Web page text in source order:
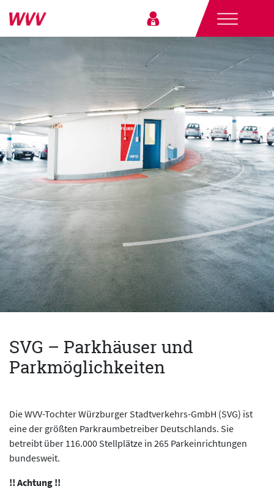
SVG – Parkhäuser und
Parkmöglichkeiten
Die WVV-Tochter Würzburger Stadtverkehrs-GmbH (SVG) ist
eine der größten Parkraumbetreiber Deutschlands. Sie
betreibt über 116.000 Stellplätze in 265 Parkeinrichtungen
bundesweit.
!! Achtung !!